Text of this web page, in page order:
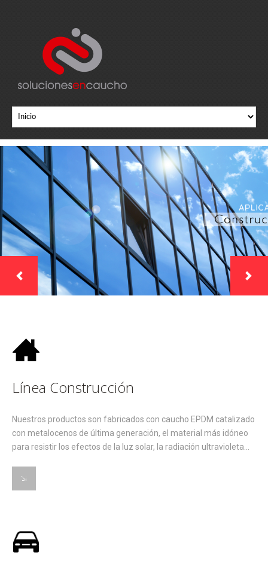
Línea Construcción
Nuestros productos son fabricados con caucho EPDM catalizado
con metalocenos de última generación, el material más idóneo
para resistir los efectos de la luz solar, la radiación ultravioleta...